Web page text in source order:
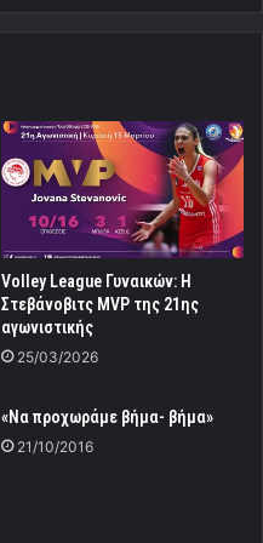
Volley League Γυναικών: Η
Στεβάνοβιτς MVP της 21ης
αγωνιστικής
25/03/2026
«Να προχωράμε βήμα- βήμα»
21/10/2016